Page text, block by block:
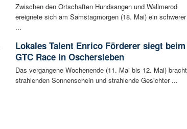
Zwischen den Ortschaften Hundsangen und Wallmerod
ereignete sich am Samstagmorgen (18. Mai) ein schwerer
...
Lokales Talent Enrico Förderer siegt beim
GTC Race in Oschersleben
Das vergangene Wochenende (11. Mai bis 12. Mai)
strahlenden Sonnenschein und strahlende Gesichter ...